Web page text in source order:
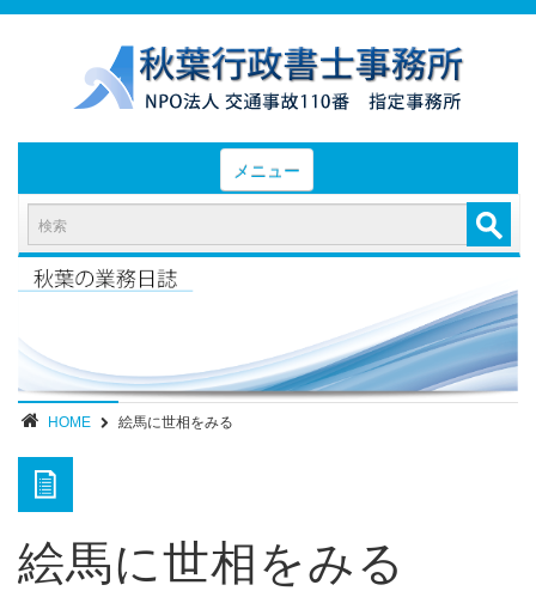
メニュー
HOME
お知らせと業務日誌
- 後遺障害等級認定実績（初回申請）
- 後遺障害等級認定実績（異議申立）
部位別症状
- 部位別解説 ～ 交通事故外傷の教科書
HOME 絵馬に世相をみる
絵馬に世相をみる